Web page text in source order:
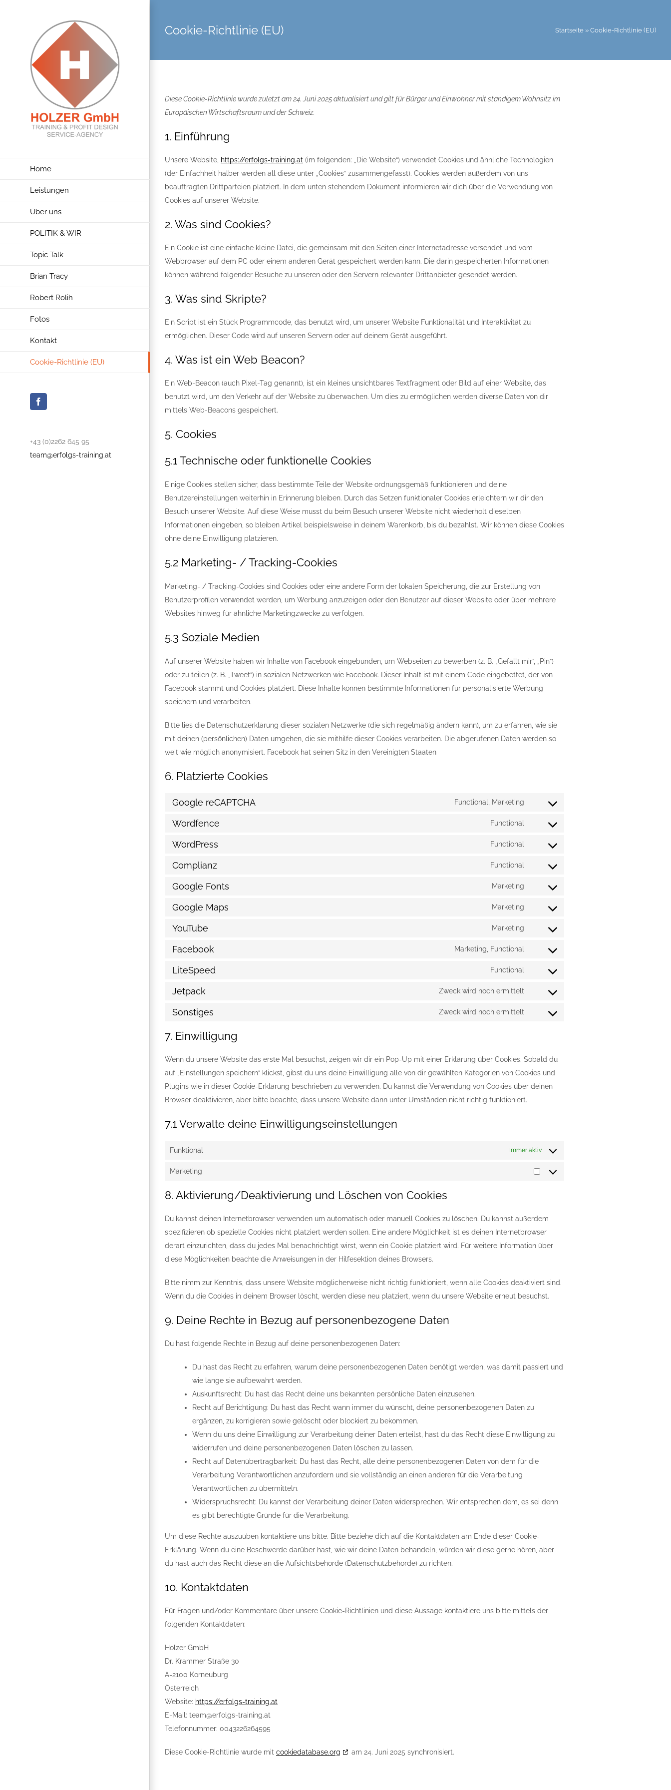
Home
Leistungen
Über uns
POLITIK & WIR
Topic Talk
Brian Tracy
Robert Rolih
Fotos
Kontakt
Cookie-Richtlinie (EU)
Facebook
+43 (0)2262 645 95
team@erfolgs-training.at
Cookie-Richtlinie (EU) Startseite » Cookie-Richtlinie (EU)
Diese Cookie-Richtlinie wurde zuletzt am 24. Juni 2025 aktualisiert und gilt für Bürger und Einwohner mit ständigem Wohnsitz im
Europäischen Wirtschaftsraum und der Schweiz.
1. Einführung
Unsere Website, https://erfolgs-training.at (im folgenden: „Die Website“) verwendet Cookies und ähnliche Technologien
(der Einfachheit halber werden all diese unter „Cookies“ zusammengefasst). Cookies werden außerdem von uns
beauftragten Drittparteien platziert. In dem unten stehendem Dokument informieren wir dich über die Verwendung von
Cookies auf unserer Website.
2. Was sind Cookies?
Ein Cookie ist eine einfache kleine Datei, die gemeinsam mit den Seiten einer Internetadresse versendet und vom
Webbrowser auf dem PC oder einem anderen Gerät gespeichert werden kann. Die darin gespeicherten Informationen
können während folgender Besuche zu unseren oder den Servern relevanter Drittanbieter gesendet werden.
3. Was sind Skripte?
Ein Script ist ein Stück Programmcode, das benutzt wird, um unserer Website Funktionalität und Interaktivität zu
ermöglichen. Dieser Code wird auf unseren Servern oder auf deinem Gerät ausgeführt.
4. Was ist ein Web Beacon?
Ein Web-Beacon (auch Pixel-Tag genannt), ist ein kleines unsichtbares Textfragment oder Bild auf einer Website, das
benutzt wird, um den Verkehr auf der Website zu überwachen. Um dies zu ermöglichen werden diverse Daten von dir
mittels Web-Beacons gespeichert.
5. Cookies
5.1 Technische oder funktionelle Cookies
Einige Cookies stellen sicher, dass bestimmte Teile der Website ordnungsgemäß funktionieren und deine
Benutzereinstellungen weiterhin in Erinnerung bleiben. Durch das Setzen funktionaler Cookies erleichtern wir dir den
Besuch unserer Website. Auf diese Weise musst du beim Besuch unserer Website nicht wiederholt dieselben
Informationen eingeben, so bleiben Artikel beispielsweise in deinem Warenkorb, bis du bezahlst. Wir können diese Cookies
ohne deine Einwilligung platzieren.
5.2 Marketing- / Tracking-Cookies
Marketing- / Tracking-Cookies sind Cookies oder eine andere Form der lokalen Speicherung, die zur Erstellung von
Benutzerprofilen verwendet werden, um Werbung anzuzeigen oder den Benutzer auf dieser Website oder über mehrere
Websites hinweg für ähnliche Marketingzwecke zu verfolgen.
5.3 Soziale Medien
Auf unserer Website haben wir Inhalte von Facebook eingebunden, um Webseiten zu bewerben (z. B. „Gefällt mir“, „Pin“)
oder zu teilen (z. B. „Tweet“) in sozialen Netzwerken wie Facebook. Dieser Inhalt ist mit einem Code eingebettet, der von
Facebook stammt und Cookies platziert. Diese Inhalte können bestimmte Informationen für personalisierte Werbung
speichern und verarbeiten.
Bitte lies die Datenschutzerklärung dieser sozialen Netzwerke (die sich regelmäßig ändern kann), um zu erfahren, wie sie
mit deinen (persönlichen) Daten umgehen, die sie mithilfe dieser Cookies verarbeiten. Die abgerufenen Daten werden so
weit wie möglich anonymisiert. Facebook hat seinen Sitz in den Vereinigten Staaten
6. Platzierte Cookies
Google reCAPTCHA Functional, Marketing
Consent
google-
recaptcha
Wordfence Functional
Consent
wordfence
WordPress Functional
Consent
wordpress
Complianz Functional
Consent
complianz
Google Fonts Marketing
Consent
google-
Google Maps Marketing
Consent
google-
maps
YouTube Marketing
Consent
youtube
Facebook Marketing, Functional
Consent
facebook
LiteSpeed Functional
Consent
litespeed
Jetpack Zweck wird noch ermittelt
Consent
Sonstiges Zweck wird noch ermittelt
Consent
sonstiges
7. Einwilligung
Wenn du unsere Website das erste Mal besuchst, zeigen wir dir ein Pop-Up mit einer Erklärung über Cookies. Sobald du
auf „Einstellungen speichern“ klickst, gibst du uns deine Einwilligung alle von dir gewählten Kategorien von Cookies und
Plugins wie in dieser Cookie-Erklärung beschrieben zu verwenden. Du kannst die Verwendung von Cookies über deinen
Browser deaktivieren, aber bitte beachte, dass unsere Website dann unter Umständen nicht richtig funktioniert.
7.1 Verwalte deine Einwilligungseinstellungen
Funktional Immer aktiv
Marketing
Marketing
8. Aktivierung/Deaktivierung und Löschen von Cookies
Du kannst deinen Internetbrowser verwenden um automatisch oder manuell Cookies zu löschen. Du kannst außerdem
spezifizieren ob spezielle Cookies nicht platziert werden sollen. Eine andere Möglichkeit ist es deinen Internetbrowser
derart einzurichten, dass du jedes Mal benachrichtigt wirst, wenn ein Cookie platziert wird. Für weitere Information über
diese Möglichkeiten beachte die Anweisungen in der Hilfesektion deines Browsers.
Bitte nimm zur Kenntnis, dass unsere Website möglicherweise nicht richtig funktioniert, wenn alle Cookies deaktiviert sind.
Wenn du die Cookies in deinem Browser löscht, werden diese neu platziert, wenn du unsere Website erneut besuchst.
9. Deine Rechte in Bezug auf personenbezogene Daten
Du hast folgende Rechte in Bezug auf deine personenbezogenen Daten:
Du hast das Recht zu erfahren, warum deine personenbezogenen Daten benötigt werden, was damit passiert und
wie lange sie aufbewahrt werden.
Auskunftsrecht: Du hast das Recht deine uns bekannten persönliche Daten einzusehen.
Recht auf Berichtigung: Du hast das Recht wann immer du wünscht, deine personenbezogenen Daten zu
ergänzen, zu korrigieren sowie gelöscht oder blockiert zu bekommen.
Wenn du uns deine Einwilligung zur Verarbeitung deiner Daten erteilst, hast du das Recht diese Einwilligung zu
widerrufen und deine personenbezogenen Daten löschen zu lassen.
Recht auf Datenübertragbarkeit: Du hast das Recht, alle deine personenbezogenen Daten von dem für die
Verarbeitung Verantwortlichen anzufordern und sie vollständig an einen anderen für die Verarbeitung
Verantwortlichen zu übermitteln.
Widerspruchsrecht: Du kannst der Verarbeitung deiner Daten widersprechen. Wir entsprechen dem, es sei denn
es gibt berechtigte Gründe für die Verarbeitung.
Um diese Rechte auszuüben kontaktiere uns bitte. Bitte beziehe dich auf die Kontaktdaten am Ende dieser Cookie-
Erklärung. Wenn du eine Beschwerde darüber hast, wie wir deine Daten behandeln, würden wir diese gerne hören, aber
du hast auch das Recht diese an die Aufsichtsbehörde (Datenschutzbehörde) zu richten.
10. Kontaktdaten
Für Fragen und/oder Kommentare über unsere Cookie-Richtlinien und diese Aussage kontaktiere uns bitte mittels der
folgenden Kontaktdaten:
Holzer GmbH
Dr. Krammer Straße 30
A-2100 Korneuburg
Österreich
Website: https://erfolgs-training.at
E-Mail: team@erfolgs-training.at
Telefonnummer: 0043226264595
Diese Cookie-Richtlinie wurde mit cookiedatabase.org am 24. Juni 2025 synchronisiert.